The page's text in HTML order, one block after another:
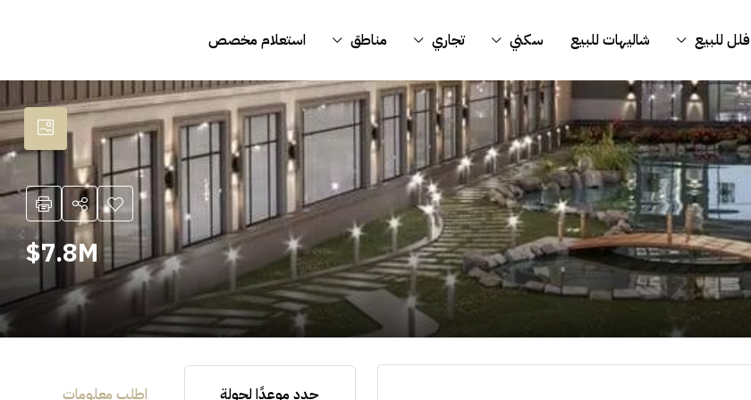
فلل للبيع شاليهات للبيع سكني تجاري مناطق استعلام مخصص
7.8M$
حدد موعدًا لجولة اطلب معلومات